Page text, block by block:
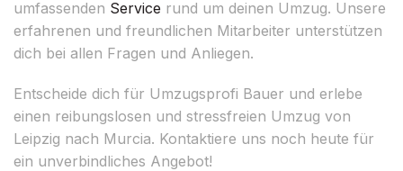
umfassenden Service rund um deinen Umzug. Unsere
erfahrenen und freundlichen Mitarbeiter unterstützen
dich bei allen Fragen und Anliegen.
Entscheide dich für Umzugsprofi Bauer und erlebe
einen reibungslosen und stressfreien Umzug von
Leipzig nach Murcia. Kontaktiere uns noch heute für
ein unverbindliches Angebot!